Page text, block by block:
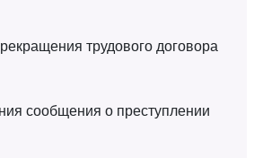
трудового договора
сообщения о преступлении